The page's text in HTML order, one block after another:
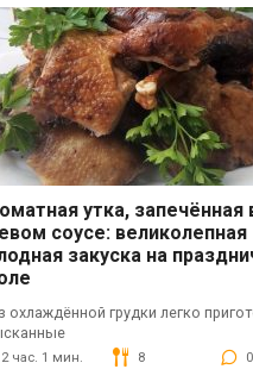
утка, запечённая
соусе: великолепная
закуска на
охлаждённой грудки легко
2 час. 1 мин. 8 0